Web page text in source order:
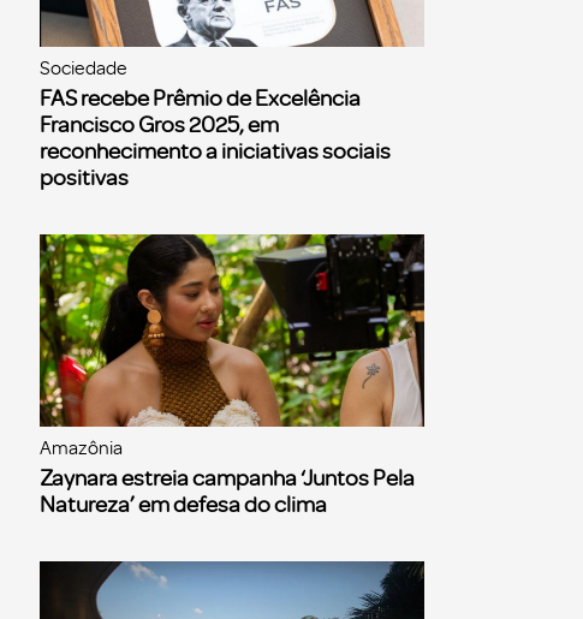
Sociedade
FAS recebe Prêmio de Excelência
Francisco Gros 2025, em
reconhecimento a iniciativas sociais
positivas
Amazônia
Zaynara estreia campanha ‘Juntos Pela
Natureza’ em defesa do clima